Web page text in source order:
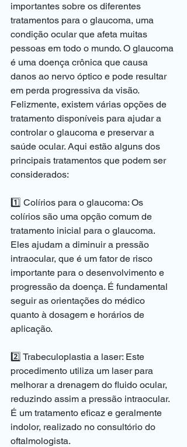
importantes sobre os diferentes
tratamentos para o glaucoma, uma
condição ocular que afeta muitas
pessoas em todo o mundo. O glaucoma
é uma doença crônica que causa
danos ao nervo óptico e pode resultar
em perda progressiva da visão.
Felizmente, existem várias opções de
tratamento disponíveis para ajudar a
controlar o glaucoma e preservar a
saúde ocular. Aqui estão alguns dos
principais tratamentos que podem ser
considerados:
1️⃣ Colírios para o glaucoma: Os
colírios são uma opção comum de
tratamento inicial para o glaucoma.
Eles ajudam a diminuir a pressão
intraocular, que é um fator de risco
importante para o desenvolvimento e
progressão da doença. É fundamental
seguir as orientações do médico
quanto à dosagem e horários de
aplicação.
2️⃣ Trabeculoplastia a laser: Este
procedimento utiliza um laser para
melhorar a drenagem do fluido ocular,
reduzindo assim a pressão intraocular.
É um tratamento eficaz e geralmente
indolor, realizado no consultório do
oftalmologista.